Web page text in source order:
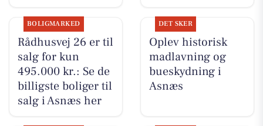
BOLIGMARKED
Rådhusvej 26 er til
salg for kun
495.000 kr.: Se de
billigste boliger til
salg i Asnæs her
DET SKER
Oplev historisk
madlavning og
bueskydning i
Asnæs